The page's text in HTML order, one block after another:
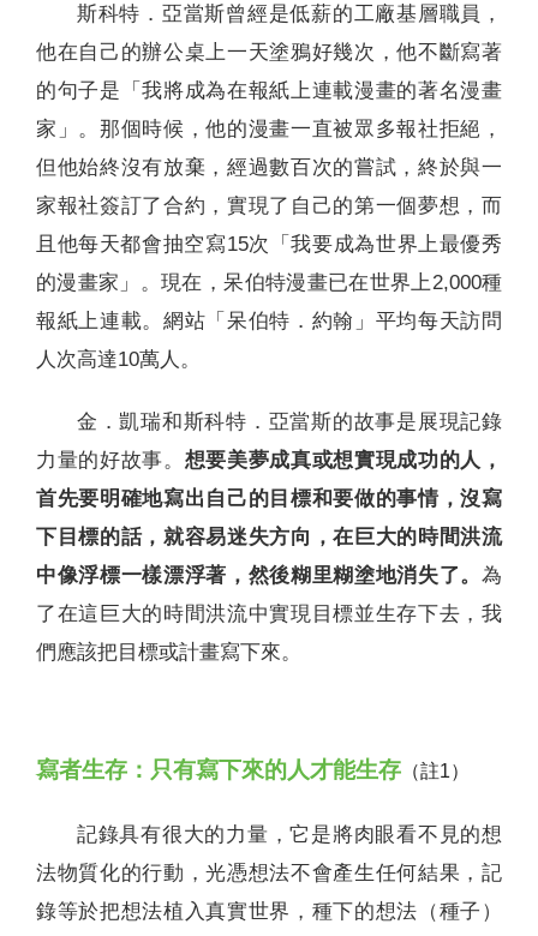
斯科特．亞當斯曾經是低薪的工廠基層職員，
他在自己的辦公桌上一天塗鴉好幾次，他不斷寫著
的句子是「我將成為在報紙上連載漫畫的著名漫畫
家」。那個時候，他的漫畫一直被眾多報社拒絕，
但他始終沒有放棄，經過數百次的嘗試，終於與一
家報社簽訂了合約，實現了自己的第一個夢想，而
且他每天都會抽空寫15次「我要成為世界上最優秀
的漫畫家」。現在，呆伯特漫畫已在世界上2,000種
報紙上連載。網站「呆伯特．約翰」平均每天訪問
人次高達10萬人。
金．凱瑞和斯科特．亞當斯的故事是展現記錄
力量的好故事。 想要美夢成真或想實現成功的人，
首先要明確地寫出自己的目標和要做的事情，沒寫
下目標的話，就容易迷失方向，在巨大的時間洪流
中像浮標一樣漂浮著，然後糊里糊塗地消失了。 為
了在這巨大的時間洪流中實現目標並生存下去，我
們應該把目標或計畫寫下來。
寫者生存：只有寫下來的人才能生存 （註1）
記錄具有很大的力量，它是將肉眼看不見的想
法物質化的行動，光憑想法不會產生任何結果，記
錄等於把想法植入真實世界，種下的想法（種子）